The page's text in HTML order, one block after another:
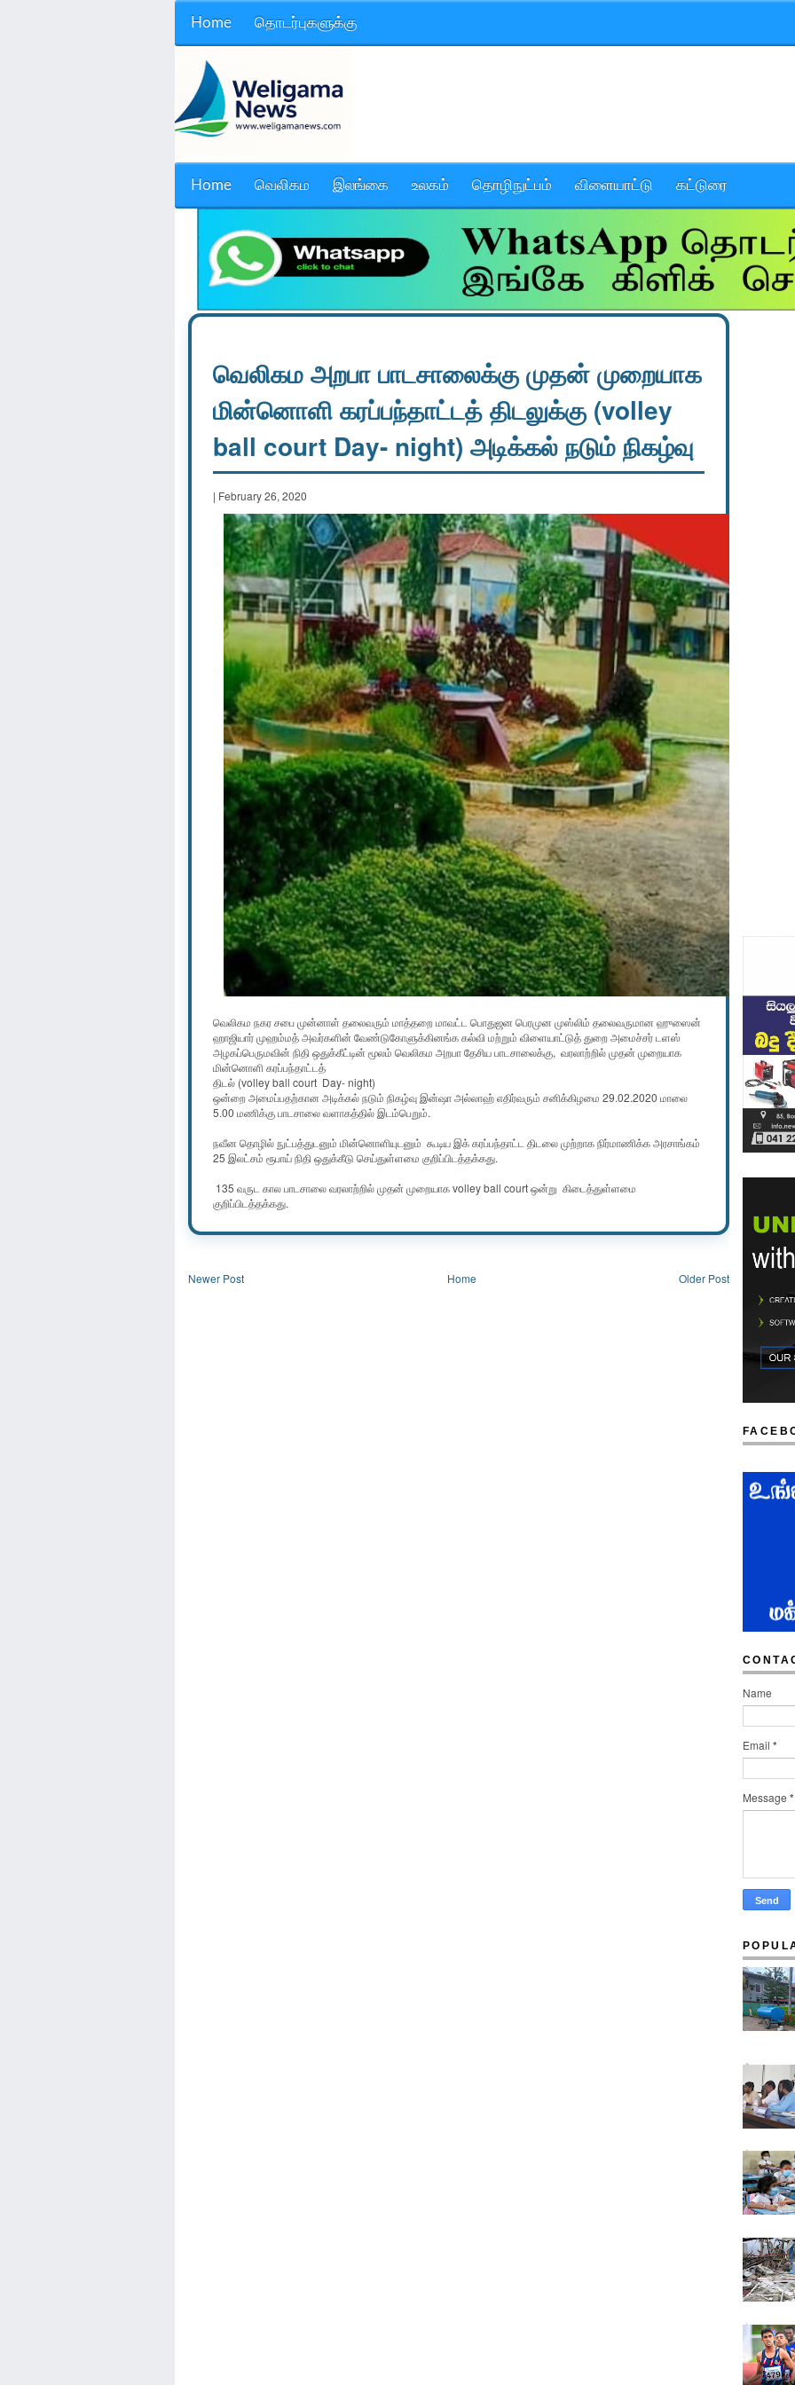
Home தொடர்புகளுக்கு
Home வெலிகம இலங்கை உலகம் தொழிநுட்பம் விளையாட்டு கட்டுரை
வெலிகம அறபா பாடசாலைக்கு முதன் முறையாக
மின்னொளி கரப்பந்தாட்டத் திடலுக்கு (volley
ball court Day- night) அடிக்கல் நடும் நிகழ்வு
| February 26, 2020
வெலிகம நகர சபை முன்னாள் தலைவரும் மாத்தறை மாவட்ட பொதுஜன பெரமுன முஸ்லிம் தலைவருமான ஹுஸைன்
ஹாஜியார் முஹம்மத் அவர்களின் வேண்டுகோளுக்கினங்க கல்வி மற்றும் விளையாட்டுத் துறை அமைச்சர் டளஸ்
அழகப்பெருமவின் நிதி ஒதுக்கீட்டின் மூலம் வெலிகம அறபா தேசிய பாடசாலைக்கு, வரலாற்றில் முதன் முறையாக
மின்னொளி கரப்பந்தாட்டத்
திடல் (volley ball court Day- night)
ஒன்றை அமைப்பதற்கான அடிக்கல் நடும் நிகழ்வு இன்ஷா அல்லாஹ் எதிர்வரும் சனிக்கிழமை 29.02.2020 மாலை
5.00 மணிக்கு பாடசாலை வளாகத்தில் இடம்பெறும்.
நவீன தொழில் நுட்பத்துடனும் மின்னொளியுடனும் கூடிய இக் கரப்பந்தாட்ட திடலை முற்றாக நிர்மாணிக்க அரசாங்கம்
25 இலட்சம் ரூபாய் நிதி ஒதுக்கீடு செய்துள்ளமை குறிப்பிடத்தக்கது.
135 வருட கால பாடசாலை வரலாற்றில் முதன் முறையாக volley ball court ஒன்று கிடைத்துள்ளமை
குறிப்பிடத்தக்கது.
Newer Post Older Post
Home
Name
Email *
Message *